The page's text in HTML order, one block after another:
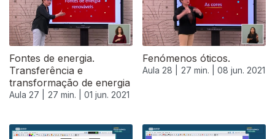
Fontes de energia.
Transferência e
transformação de energia
Aula 27 | 27 min. | 01 jun. 2021
Fenómenos óticos.
Aula 28 | 27 min. | 08 jun. 2021